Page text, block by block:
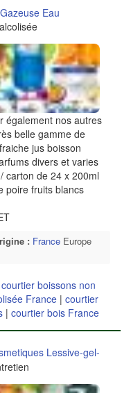
Eau
également nos autres
belle gamme de
jus boisson
divers et varies
carton de 24 x 200ml
poire fruits blancs
: France Europe
courtier boissons non
France | courtier
| courtier bois France
Lessive-gel-